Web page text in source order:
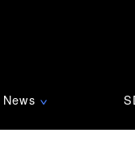
News ∨